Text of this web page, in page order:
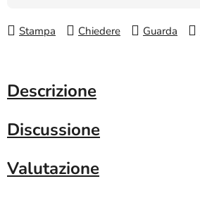
Stampa Chiedere Guarda
Descrizione
Discussione
Valutazione